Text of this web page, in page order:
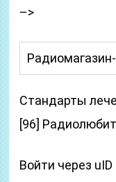
–>
Стандарты
[96]
Войти через uID